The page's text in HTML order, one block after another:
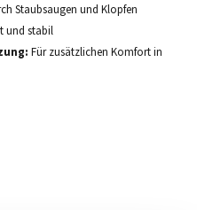
Staubsaugen und Klopfen
und stabil
Für zusätzlichen Komfort in